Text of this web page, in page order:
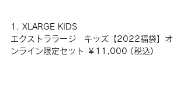
1. XLARGE KIDS
エクストララージ　キッズ【2022福袋】オ
ンライン限定セット ￥11,000 (税込)